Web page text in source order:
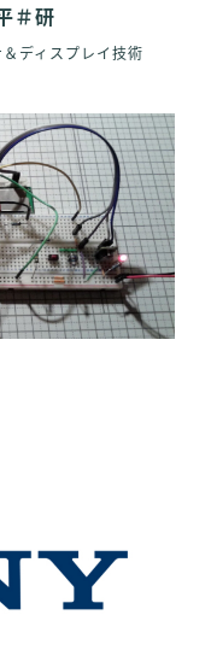
＃研
ディスプレイ技術